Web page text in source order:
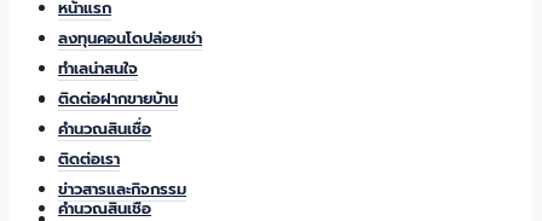
ติดต่อฝากขายบ้าน
คำนวณสินเชื่อ
หน้าแรก
ลงทุนคอนโดปล่อยเช่า
ทำเลน่าสนใจ
ติดต่อฝากขายบ้าน
คำนวณสินเชื่อ
ติดต่อเรา
ข่าวสารและกิจกรรม